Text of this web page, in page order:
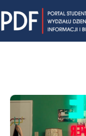
to
content